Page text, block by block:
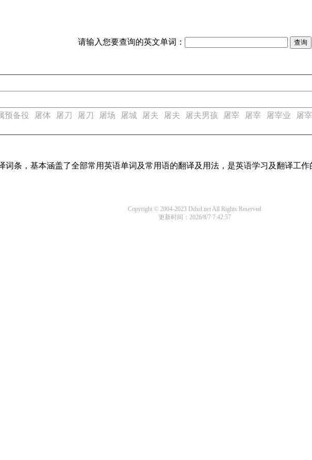
请输入您要查询的英文单词：
预备役 屠体 屠刀 屠刀 屠场 屠城 屠夫 屠夫 屠夫男孩 屠宰 屠宰 屠宰业 屠
词条，基本涵盖了全部常用英语单词及常用语的翻译及用法，是英语学习及翻译工作
Copyright © 2004-2023 Ddxd.net All Rights Reserved
更新时间：2026/8/7 7:42:57